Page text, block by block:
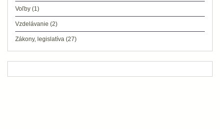
Voľby (1)
Vzdelávanie (2)
Zákony, legislatíva (27)